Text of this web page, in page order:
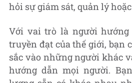
hỏi sự giám sát, quản lý
Với vai trò là người hướng
truyền đạt của thế giới, bạn
sắc vào những người khác
hướng dẫn mọi người.